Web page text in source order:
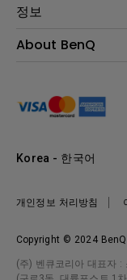
e스포츠
비즈니스 디스플레이
문의
서비스센터
정보
프로젝터 거리계산기
About BenQ
사회적 책임
뉴스
Copyright © 2024
개인정보 처리방침
Korea - 한국어
(주) 벤큐코리아 대표자